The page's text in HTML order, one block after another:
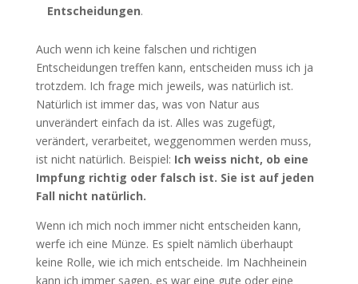
Entscheidungen.
Auch wenn ich keine falschen und richtigen
Entscheidungen treffen kann, entscheiden muss ich ja
trotzdem. Ich frage mich jeweils, was natürlich ist.
Natürlich ist immer das, was von Natur aus
unverändert einfach da ist. Alles was zugefügt,
verändert, verarbeitet, weggenommen werden muss,
ist nicht natürlich. Beispiel: Ich weiss nicht, ob eine
Impfung richtig oder falsch ist. Sie ist auf jeden
Fall nicht natürlich.
Wenn ich mich noch immer nicht entscheiden kann,
werfe ich eine Münze. Es spielt nämlich überhaupt
keine Rolle, wie ich mich entscheide. Im Nachheinein
kann ich immer sagen, es war eine gute oder eine